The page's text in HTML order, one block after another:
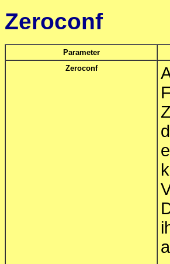
Zeroconf
Parameter
Zeroconf